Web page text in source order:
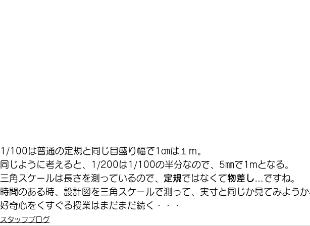
1/100は普通の定規と同じ目盛り幅で1㎝は１ｍ。
同じように考えると、1/200は1/100の半分なので、5㎜で1mとなる。
三角スケールは長さを測っているので、 定規ではなくて物差し …ですね。
時間のある時、設計図を三角スケールで測って、実寸と同じか見てみよう
好奇心をくすぐる授業はまだまだ続く・・・
スタッフブログ